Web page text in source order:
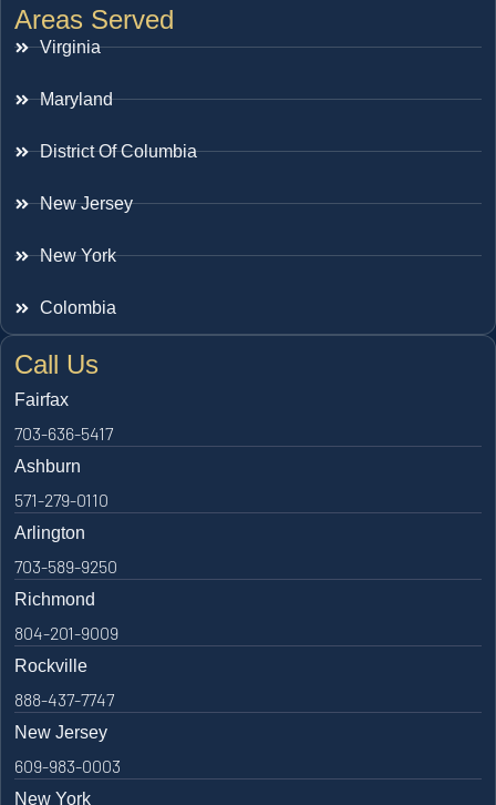
Areas Served
Virginia
Maryland
District Of Columbia
New Jersey
New York
Colombia
Call Us
Fairfax
703-636-5417
Ashburn
571-279-0110
Arlington
703-589-9250
Richmond
804-201-9009
Rockville
888-437-7747
New Jersey
609-983-0003
New York